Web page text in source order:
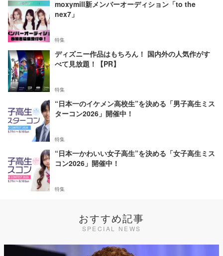
moxymill新メンバーオーディション「to the
nex7」
特集
ディズニー作品はもちろん！ 国内外の人気作がす
べて見放題！【PR】
特集
“日本一のイケメン高校生”を決める「男子高生ミス
ターコン2026」開催中！
特集
“日本一かわいい女子高生”を決める「女子高生ミス
コン2026」開催中！
特集
おすすめ記事
SPECIAL NEWS